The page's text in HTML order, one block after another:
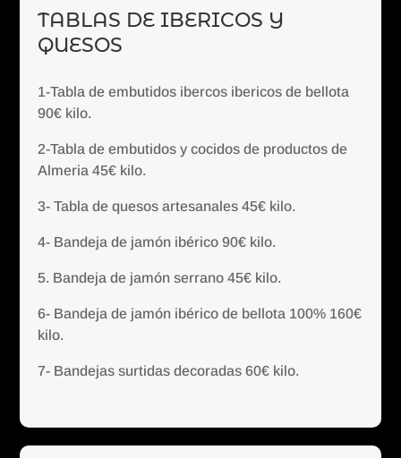
TABLAS DE IBERICOS Y
QUESOS
1-Tabla de embutidos ibercos ibericos de bellota
90€ kilo.
2-Tabla de embutidos y cocidos de productos de
Almeria 45€ kilo.
3- Tabla de quesos artesanales 45€ kilo.
4- Bandeja de jamón ibérico 90€ kilo.
5. Bandeja de jamón serrano 45€ kilo.
6- Bandeja de jamón ibérico de bellota 100% 160€
kilo.
7- Bandejas surtidas decoradas 60€ kilo.